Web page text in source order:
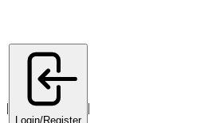
|
Login/Register
|